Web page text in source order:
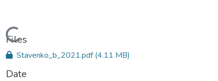
Loading...
Files
Stavenko_b_2021.pdf(4.11 MB)
Date